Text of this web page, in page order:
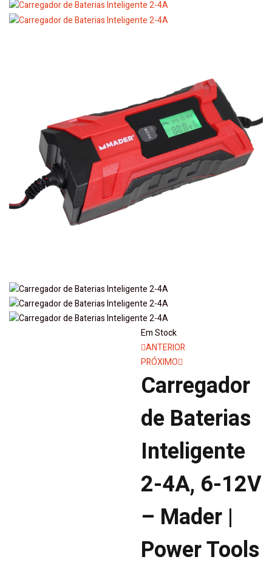
Em Stock
Navegação
de
artigos
ANTERIOR
PRÓXIMO
Carregador
de Baterias
Inteligente
2-4A, 6-12V
– Mader |
Power Tools